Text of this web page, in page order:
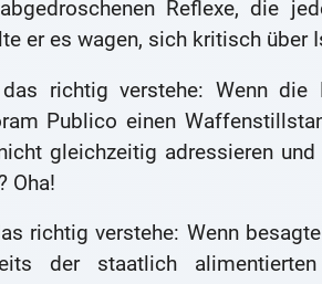
Reflexe, die
er es wagen, sich kritisch über
richtig verstehe: Wenn die
Publico einen
gleichzeitig adressieren
Oha!
richtig verstehe: Wenn
der staatlich